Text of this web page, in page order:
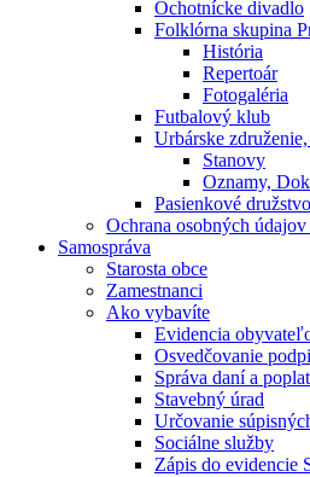
Ochotnícke divadlo
Folklórna skupina
História
Repertoár
Fotogaléria
Futbalový klub
Urbárske
Stanovy
Oznamy,
Pasienkové družstvo
Ochrana osobných
Samospráva
Starosta obce
Zamestnanci
Ako vybavíte
Evidencia
Osvedčovanie
Správa daní a
Stavebný úrad
Určovanie
Sociálne služby
Zápis do evidencie